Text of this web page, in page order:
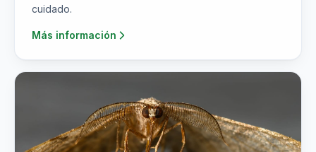
cuidado.
Más información